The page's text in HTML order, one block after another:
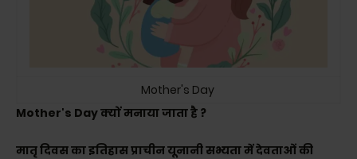
Mother's Day
Mother's Day क्यों मनाया जाता है ?
मातृ दिवस का इतिहास प्राचीन यूनानी सभ्यता में देवताओं की